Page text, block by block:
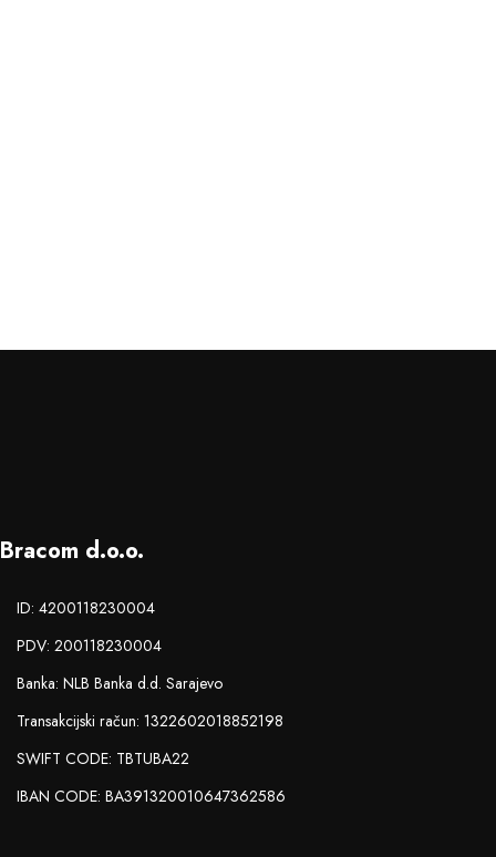
Bracom d.o.o.
ID: 4200118230004
PDV: 200118230004
Banka: NLB Banka d.d. Sarajevo
Transakcijski račun: 1322602018852198
SWIFT CODE: TBTUBA22
IBAN CODE: BA391320010647362586